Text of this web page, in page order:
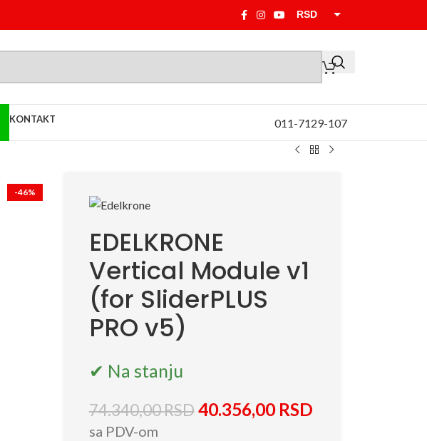
RSD
KONTAKT 011-7129-107
-46%
EDELKRONE
Vertical Module v1
(for SliderPLUS
PRO v5)
✔ Na stanju
74.340,00RSD40.356,00 RSD
sa PDV-om